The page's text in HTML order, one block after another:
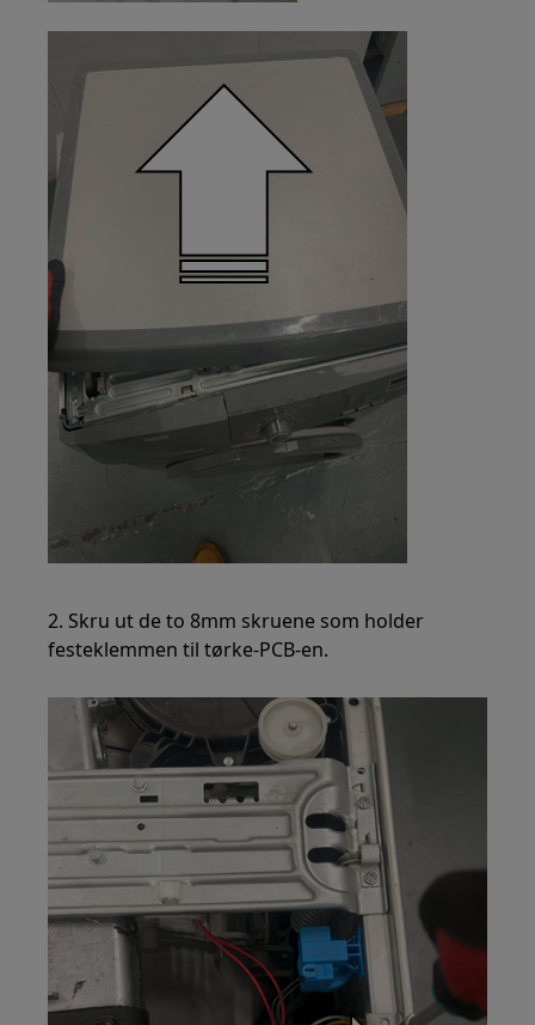
2. Skru ut de to 8mm skruene som holder
festeklemmen til tørke-PCB-en.